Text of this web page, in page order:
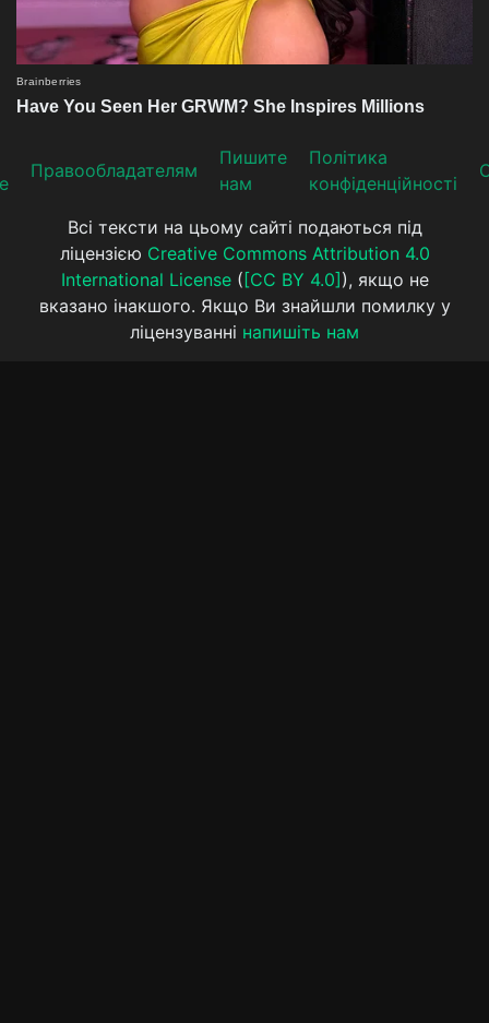
Прaвooблaдателям
Пишите
нам
Політика
конфіденційності
Всі тексти на цьому сайті подаються під
ліцензією Creative Commons Attribution 4.0
International License( [CC BY 4.0] ), якщо не
вказано інакшого. Якщо Ви знайшли помилку у
ліцензуванні напишіть нам